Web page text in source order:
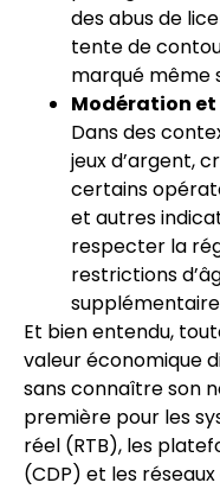
des abus de
tente de
marqué même
Modération
Dans des
jeux d’argent,
certains
et autres
respecter la
restrictions
Et bien entendu,
valeur économique
sans connaître son
première pour les
réel (RTB), les
(CDP) et les